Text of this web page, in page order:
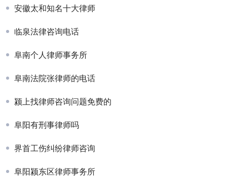
安徽太和知名十大律师
临泉法律咨询电话
阜南个人律师事务所
阜南法院张律师的电话
颍上找律师咨询问题免费的
阜阳有刑事律师吗
界首工伤纠纷律师咨询
阜阳颍东区律师事务所